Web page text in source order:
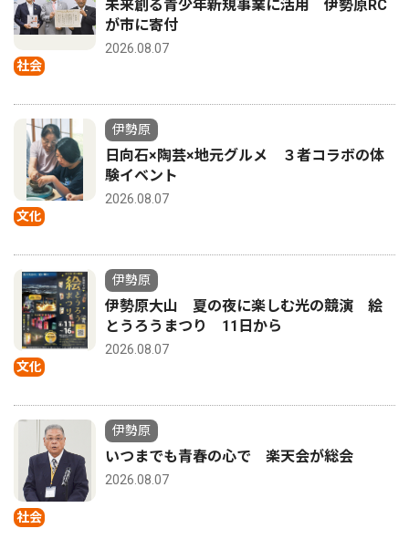
社会
未来創る青少年新規事業に活用 伊勢原RC
が市に寄付
2026.08.07
文化
伊勢原
日向石×陶芸×地元グルメ ３者コラボの体
験イベント
2026.08.07
文化
伊勢原
伊勢原大山 夏の夜に楽しむ光の競演 絵
とうろうまつり 11日から
2026.08.07
社会
伊勢原
いつまでも青春の心で 楽天会が総会
2026.08.07